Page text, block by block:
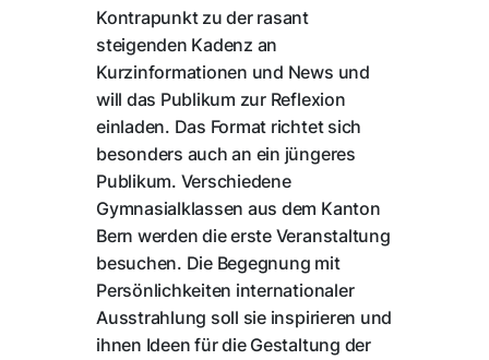
Kontrapunkt zu der rasant
steigenden Kadenz an
Kurzinformationen und News und
will das Publikum zur Reflexion
einladen. Das Format richtet sich
besonders auch an ein jüngeres
Publikum. Verschiedene
Gymnasialklassen aus dem Kanton
Bern werden die erste Veranstaltung
besuchen. Die Begegnung mit
Persönlichkeiten internationaler
Ausstrahlung soll sie inspirieren und
ihnen Ideen für die Gestaltung der